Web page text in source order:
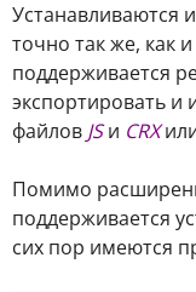
Устанавливаются
точно так же, как
поддерживается
экспортировать и
файлов JSи CRX
Помимо
поддерживается
сих пор имеются